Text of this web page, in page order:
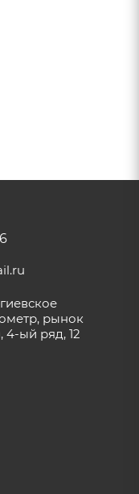
рынок
ый ряд, 12